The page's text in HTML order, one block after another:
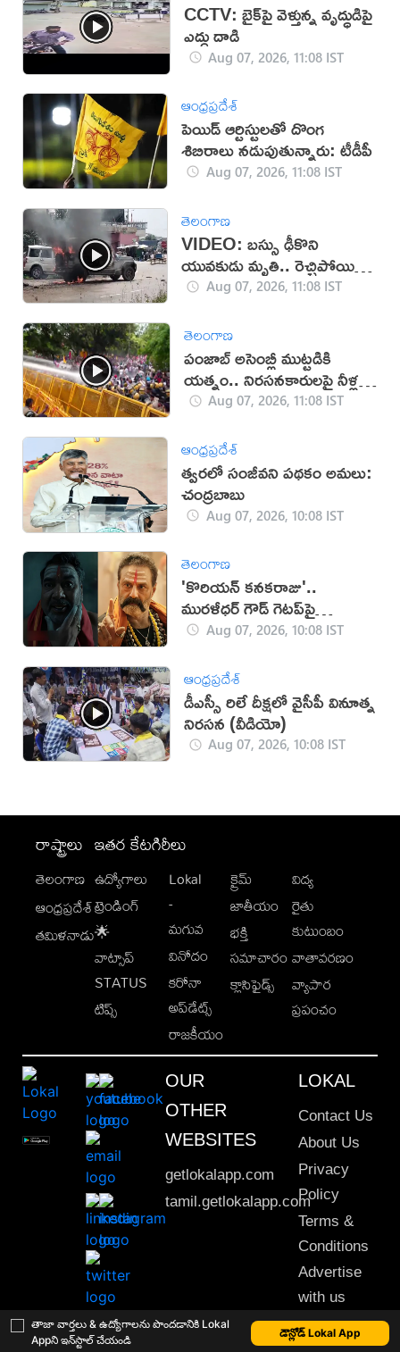
తాజా వార్తలు & ఉద్యోగాలను పొందడానికి Lokal
Appని ఇన్‌స్టాల్ చేయండి
డౌన్లోడ్ Lokal App
CCTV: బైక్‌పై వెళ్తున్న వృద్ధుడిపై
ఎద్దు దాడి
Aug 07, 2026, 11:08 IST
ఆంధ్రప్రదేశ్
పెయిడ్ ఆర్టిస్టులతో దొంగ
శిబిరాలు నడుపుతున్నారు: టీడీపీ
Aug 07, 2026, 11:08 IST
తెలంగాణ
VIDEO: బస్సు ఢీకొని
యువకుడు మృతి.. రెచ్చిపోయిన
స్థానికులు!
Aug 07, 2026, 11:08 IST
తెలంగాణ
పంజాబ్ అసెంబ్లీ ముట్టడికి
యత్నం.. నిరసనకారులపై నీళ్ల
ఫిరంగులు!
Aug 07, 2026, 11:08 IST
ఆంధ్రప్రదేశ్
త్వరలో సంజీవని పథకం అమలు:
చంద్రబాబు
Aug 07, 2026, 10:08 IST
తెలంగాణ
'కొరియన్ కనకరాజు'..
మురళీధర్ గౌడ్ గెటప్‌పై
విమర్శలు!
Aug 07, 2026, 10:08 IST
ఆంధ్రప్రదేశ్
డీఎస్సీ రిలే దీక్ష‌లో వైసీపీ వినూత్న
నిర‌స‌న‌ (వీడియో)
Aug 07, 2026, 10:08 IST
రాష్ట్రాలు
తెలంగాణ
ఆంధ్రప్రదేశ్
తమిళనాడు
ఇతర కేటగిరీలు
ఉద్యోగాలు
ట్రెండింగ్
🌟
వాట్సాప్
STATUS
టిప్స్
Lokal
-
మగువ
వినోదం
కరోనా
అప్‌డేట్స్
రాజకీయం
క్రైమ్
జాతీయం
భక్తి
సమాచారం
క్లాసిఫైడ్స్
విద్య
రైతు
కుటుంబం
వాతావరణం
వ్యాపార
ప్రపంచం
OUR
OTHER
WEBSITES
getlokalapp.com
tamil.getlokalapp.com
LOKAL
Contact Us
About Us
Privacy
Policy
Terms &
Conditions
Advertise
with us
Sitemap
This material may not be published, transmitted, rewritten or redistributed. © 2020 Lokal App. All rights reserved.